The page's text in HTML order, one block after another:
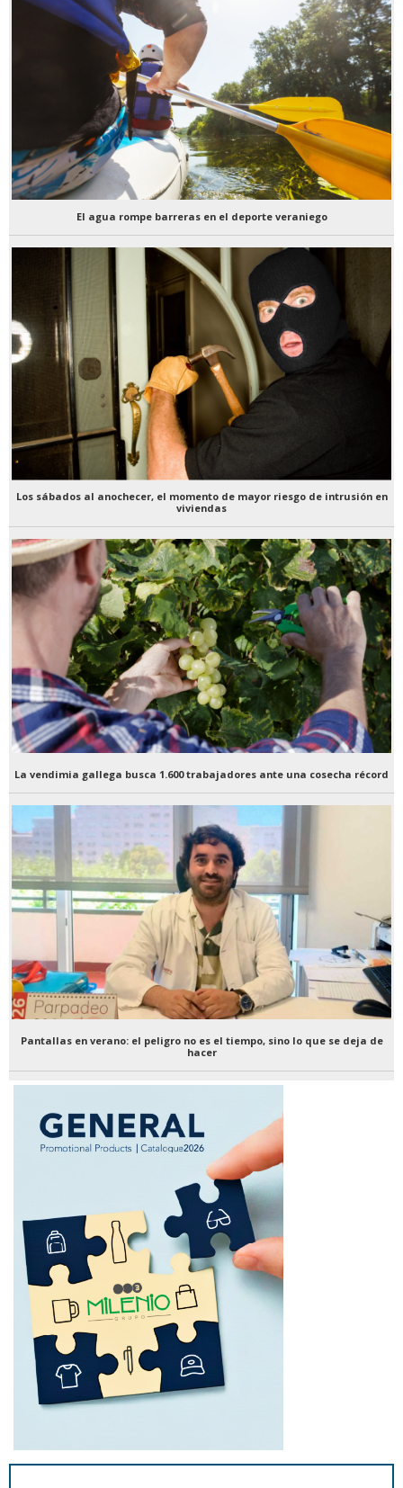
El agua rompe barreras en el deporte veraniego
Los sábados al anochecer, el momento de mayor riesgo de intrusión en
viviendas
La vendimia gallega busca 1.600 trabajadores ante una cosecha récord
Pantallas en verano: el peligro no es el tiempo, sino lo que se deja de
hacer